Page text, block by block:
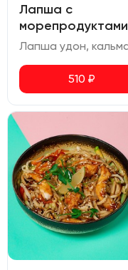
Лапша с
морепродуктами
510 ₽